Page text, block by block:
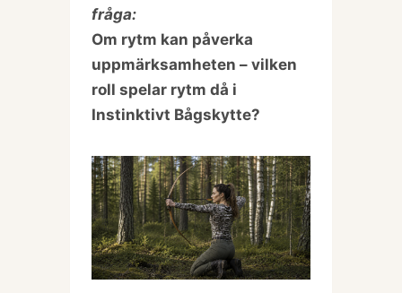
fråga:
Om rytm kan påverka
uppmärksamheten – vilken
roll spelar rytm då i
Instinktivt Bågskytte?